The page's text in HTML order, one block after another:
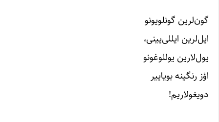
گون‌لرین گونلویونو
ایل‌لرین ایللی‌یینی،
یول‌لارین یوللوغونو
اؤز رنگینه بویاییر
دویغولاریم!